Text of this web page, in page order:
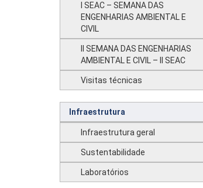
I SEAC – SEMANA DAS
ENGENHARIAS AMBIENTAL E
CIVIL
II SEMANA DAS ENGENHARIAS
AMBIENTAL E CIVIL – II SEAC
Visitas técnicas
Infraestrutura
Infraestrutura geral
Sustentabilidade
Laboratórios